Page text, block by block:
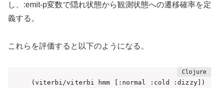
し、:emit-p変数で隠れ状態から観測状態への遷移確率を定
義する。
これらを評価すると以下のようになる。
(viterbi/viterbi hmm [:normal :cold :dizzy])